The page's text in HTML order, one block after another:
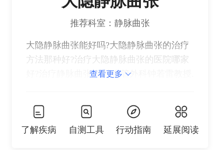
推荐科室：静脉曲张
大隐静脉曲张能好吗?大隐静脉曲张的治疗
方法那种好?治疗大隐静脉曲张的医院哪家
好?治疗静脉曲张,就找血管外科钟若雷教授.
查看更多
了解疾病 自测工具 行动指南 延展阅读